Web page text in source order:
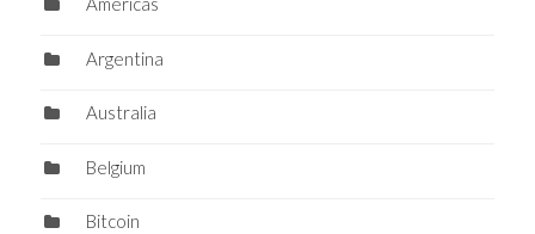
Argentina
Australia
Belgium
Bitcoin